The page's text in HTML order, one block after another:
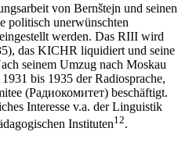
von Bernštejn und seinen
politisch unerwünschten
werden. Das RIII wird
das KICHR liquidiert und seine
seinem Umzug nach Moskau
bis 1935 der Radiosprache,
(Радиокомитет) beschäftigt.
Interesse v.a. der Linguistik
Instituten12.